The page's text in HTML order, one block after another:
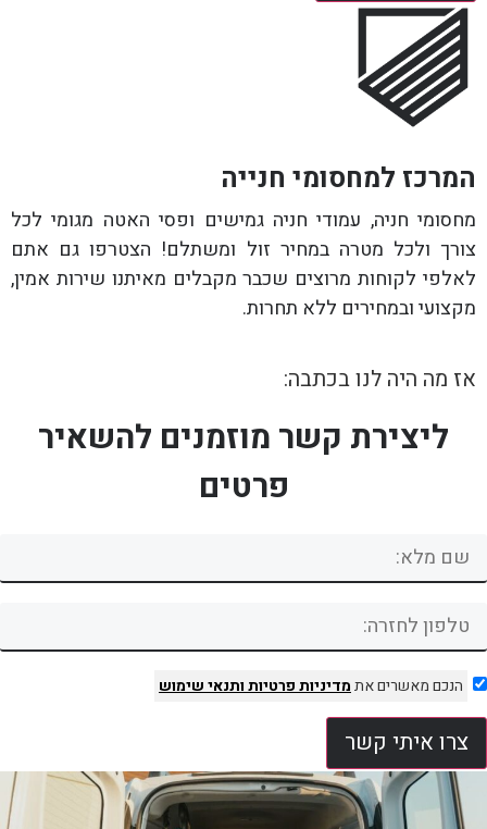
המרכז למחסומי חנייה
מחסומי חניה, עמודי חניה גמישים ופסי האטה מגומי לכל
צורך ולכל מטרה במחיר זול ומשתלם! הצטרפו גם אתם
לאלפי לקוחות מרוצים שכבר מקבלים מאיתנו שירות אמין,
מקצועי ובמחירים ללא תחרות.
אז מה היה לנו בכתבה:
ליצירת קשר מוזמנים להשאיר
פרטים
הנכם מאשרים אתמדיניות פרטיותותנאי שימוש
צרו איתי קשר